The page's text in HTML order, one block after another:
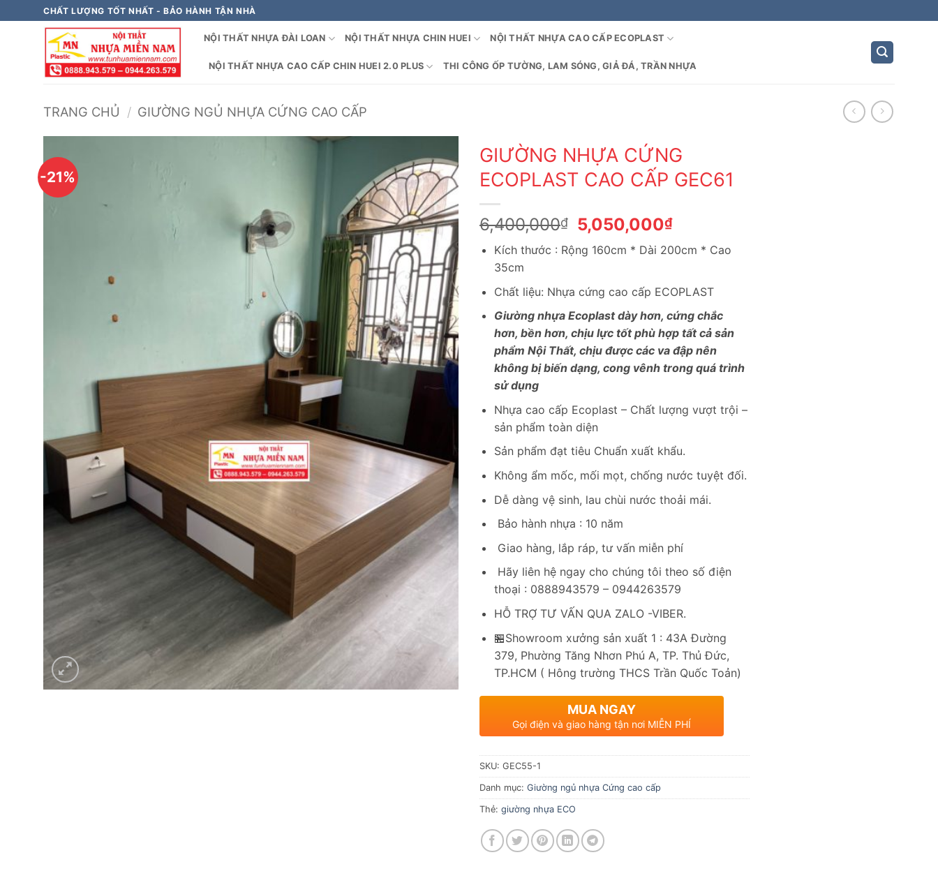
qua
CHẤT LƯỢNG TỐT NHẤT - BẢO HÀNH TẬN NHÀ
NỘI THẤT NHỰA ĐÀI LOAN NỘI THẤT NHỰA CHIN HUEI NỘI THẤT NHỰA CAO CẤP ECOPLAST
NỘI THẤT NHỰA CAO CẤP CHIN HUEI 2.0 PLUS THI CÔNG ỐP TƯỜNG, LAM SÓNG, GIẢ ĐÁ, TRẦN NHỰA
TRANG CHỦ / GIƯỜNG NGỦ NHỰA CỨNG CAO CẤP
-21%
GIƯỜNG NHỰA CỨNG
ECOPLAST CAO CẤP GEC61
6,400,000₫
Giá
gốc
là:
5,050,000₫Giá
hiện
tại
5,050,000₫.
Kích thước : Rộng 160cm * Dài 200cm * Cao
35cm
Chất liệu: Nhựa cứng cao cấp ECOPLAST
Giường nhựa Ecoplast dày hơn, cứng chắc
hơn, bền hơn, chịu lực tốt phù hợp tất cả sản
phẩm Nội Thất, chịu được các va đập nên
không bị biến dạng, cong vênh trong quá trình
sử dụng
Nhựa cao cấp Ecoplast – Chất lượng vượt trội –
sản phẩm toàn diện
Sản phẩm đạt tiêu Chuẩn xuất khẩu.
Không ẩm mốc, mối mọt, chống nước tuyệt đối.
Dễ dàng vệ sinh, lau chùi nước thoải mái.
Bảo hành nhựa : 10 năm
Giao hàng, lắp ráp, tư vấn miễn phí
Hãy liên hệ ngay cho chúng tôi theo số điện
thoại : 0888943579 – 0944263579
HỖ TRỢ TƯ VẤN QUA ZALO -VIBER.
🏪Showroom xưởng sản xuất 1 : 43A Đường
379, Phường Tăng Nhơn Phú A, TP. Thủ Đức,
TP.HCM ( Hông trường THCS Trần Quốc Toản)
MUA NGAY
Gọi điện và giao hàng tận nơi MIỄN PHÍ
SKU: GEC55-1
Danh mục: Giường ngủ nhựa Cứng cao cấp
Thẻ: giường nhựa ECO